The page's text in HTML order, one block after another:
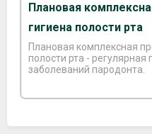
Плановая
гигиена полости рта
Плановая комплексная
полости рта - регулярная профилактика кариеса и
заболеваний пародонта.